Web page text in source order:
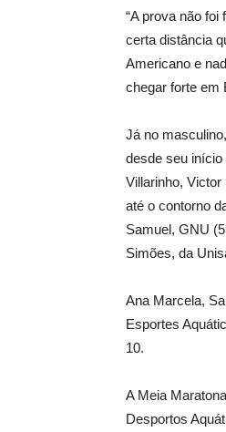
“A prova não
certa distância
Americano e
chegar forte em
Já no
desde seu início
Villarinho,
até o contorno
Samuel, GNU
Simões, da
Ana Marcela,
Esportes
10.
A Meia
Desportos